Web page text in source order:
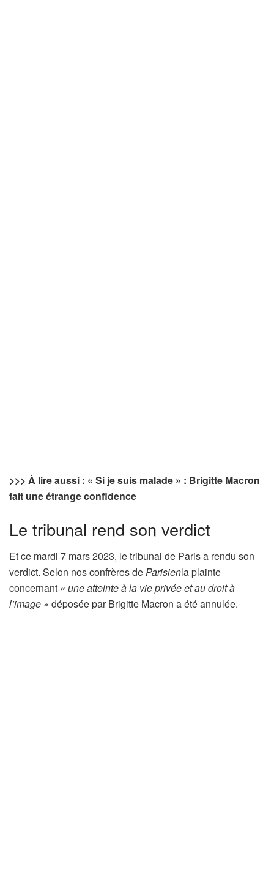
>>> À lire aussi : « Si je suis malade » : Brigitte Macron
fait une étrange confidence
Le tribunal rend son verdict
Et ce mardi 7 mars 2023, le tribunal de Paris a rendu son
verdict. Selon nos confrères deParisienla plainte
concernant « une atteinte à la vie privée et au droit à
l’image » déposée par Brigitte Macron a été annulée.